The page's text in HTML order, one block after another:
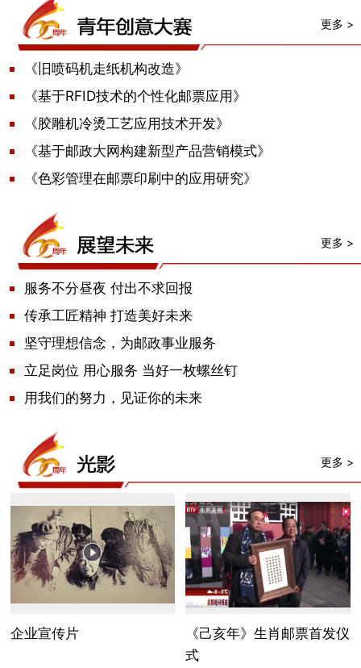
更多 >
《旧喷码机走纸机构改造》
《基于RFID技术的个性化邮票应用》
《胶雕机冷烫工艺应用技术开发》
《基于邮政大网构建新型产品营销模式》
《色彩管理在邮票印刷中的应用研究》
更多 >
服务不分昼夜 付出不求回报
传承工匠精神 打造美好未来
坚守理想信念，为邮政事业服务
立足岗位 用心服务 当好一枚螺丝钉
用我们的努力，见证你的未来
更多 >
企业宣传片
《己亥年》生肖邮票首发仪
式